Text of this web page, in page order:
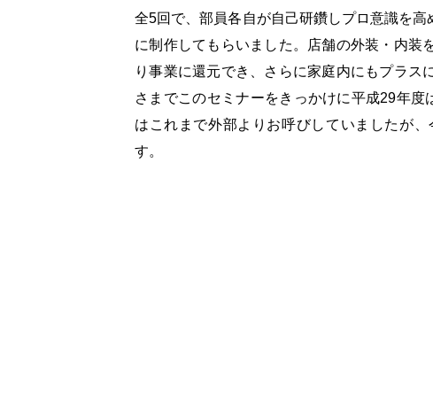
全5回で、部員各自が自己研鑽しプロ意識を
に制作してもらいました。店舗の外装・内装
り事業に還元でき、さらに家庭内にもプラ
さまでこのセミナーをきっかけに平成29年
はこれまで外部よりお呼びしていましたが
す。